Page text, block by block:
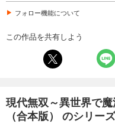
フォロー機能について
この作品を共有しよう
現代無双～異世界で
（合本版） のシリー